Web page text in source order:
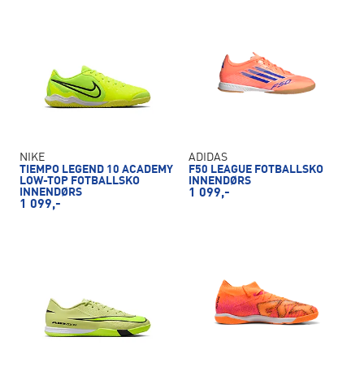
NIKE
TIEMPO LEGEND 10 ACADEMY
LOW-TOP FOTBALLSKO
INNENDØRS
1 099,-
ADIDAS
F50 LEAGUE FOTBALLSKO
INNENDØRS
1 099,-